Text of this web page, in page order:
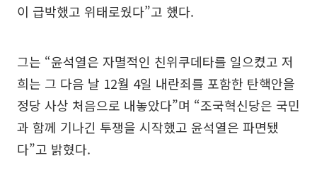
이 급박했고 위태로웠다”고 했다.
그는 “윤석열은 자멸적인 친위쿠데타를 일으켰고 저
희는 그 다음 날 12월 4일 내란죄를 포함한 탄핵안을
정당 사상 처음으로 내놓았다”며 “조국혁신당은 국민
과 함께 기나긴 투쟁을 시작했고 윤석열은 파면됐
다”고 밝혔다.